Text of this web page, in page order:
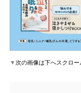
▼次の画像は下へスクロ